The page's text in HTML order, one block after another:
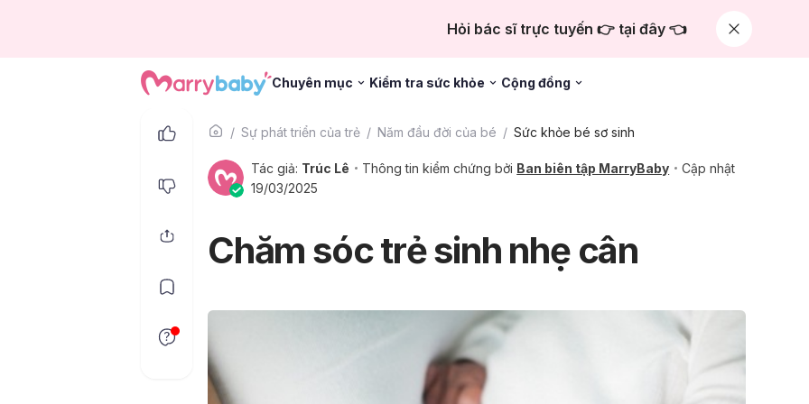
Hỏi bác sĩ trực tuyến 👉 tại đây 👈
Chuyên mục Kiểm tra sức khỏe Cộng đồng
Sự phát triển của trẻ Năm đầu đời của bé Sức khỏe bé sơ sinh
Tác giả: Trúc Lê Thông tin kiểm chứng bởi Ban biên tập MarryBaby
Cập nhật
19/03/2025
Chăm sóc trẻ sinh nhẹ cân